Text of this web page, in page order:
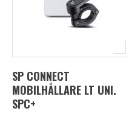
SP CONNECT
MOBILHÅLLARE LT UNI.
SPC+